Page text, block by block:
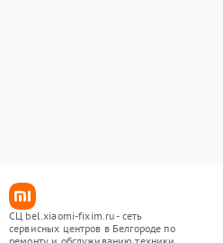
СЦ bel.xiaomi-fixim.ru - сеть
сервисных центров в Белгороде по